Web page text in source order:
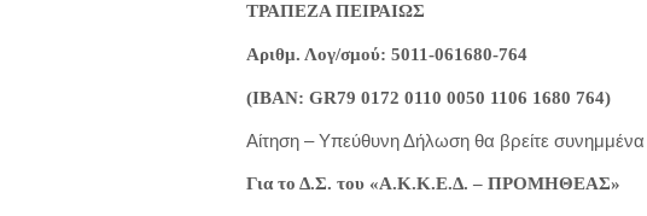
ΤΡΑΠΕΖΑ ΠΕΙΡΑΙΩΣ
Αριθμ. Λογ/σμού: 5011-061680-764
(ΙΒΑΝ: GR79 0172 0110 0050 1106 1680 764)
Αίτηση – Υπεύθυνη Δήλωση θα βρείτε
Για το Δ.Σ. του «Α.Κ.Κ.Ε.Δ. – ΠΡΟΜΗΘΕΑΣ»